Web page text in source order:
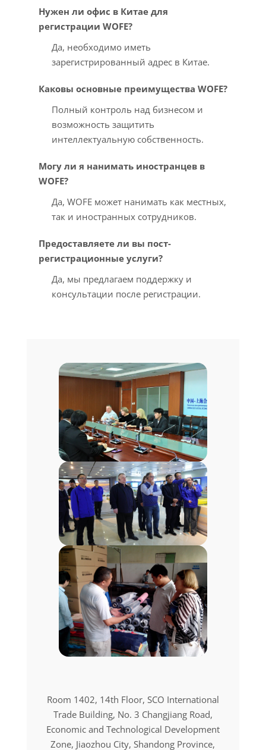
Нужен ли офис в Китае для
регистрации WOFE?
Да, необходимо иметь
зарегистрированный адрес в Китае.
Каковы основные преимущества WOFE?
Полный контроль над бизнесом и
возможность защитить
интеллектуальную собственность.
Могу ли я нанимать иностранцев в
WOFE?
Да, WOFE может нанимать как местных,
так и иностранных сотрудников.
Предоставляете ли вы пост-
регистрационные услуги?
Да, мы предлагаем поддержку и
консультации после регистрации.
Room 1402, 14th Floor, SCO International
Trade Building, No. 3 Changjiang Road,
Economic and Technological Development
Zone, Jiaozhou City, Shandong Province,